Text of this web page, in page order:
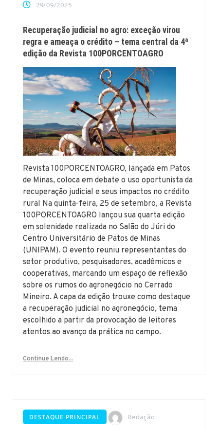
29/09/2025
Recuperação judicial no agro: exceção virou
regra e ameaça o crédito – tema central da 4ª
edição da Revista 100PORCENTOAGRO
Revista 100PORCENTOAGRO, lançada em Patos
de Minas, coloca em debate o uso oportunista da
recuperação judicial e seus impactos no crédito
rural Na quinta-feira, 25 de setembro, a Revista
100PORCENTOAGRO lançou sua quarta edição
em solenidade realizada no Salão do Júri do
Centro Universitário de Patos de Minas
(UNIPAM). O evento reuniu representantes do
setor produtivo, pesquisadores, acadêmicos e
cooperativas, marcando um espaço de reflexão
sobre os rumos do agronegócio no Cerrado
Mineiro. A capa da edição trouxe como destaque
a recuperação judicial no agronegócio, tema
escolhido a partir da provocação de leitores
atentos ao avanço da prática no campo.
Continue Lendo...
DESTAQUE PRINCIPAL Redação